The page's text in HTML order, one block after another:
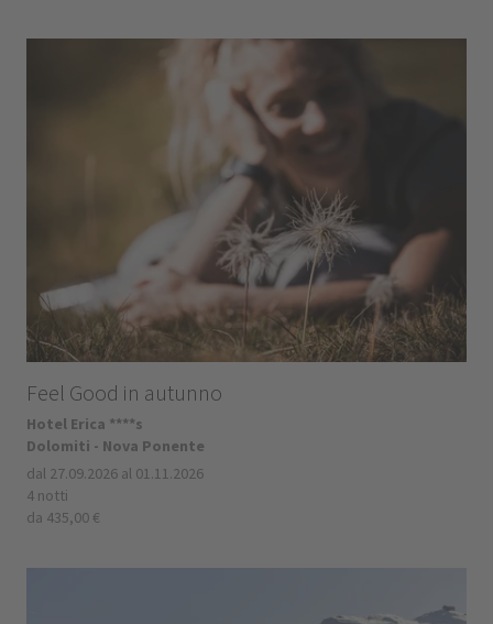
Feel Good in autunno
Hotel Erica ****s
Dolomiti - Nova Ponente
dal 27.09.2026 al 01.11.2026
4 notti
da 435,00 €